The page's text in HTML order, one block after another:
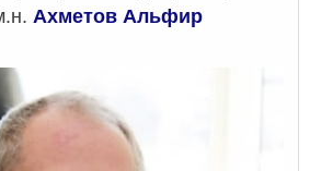
Ахметов Альфир